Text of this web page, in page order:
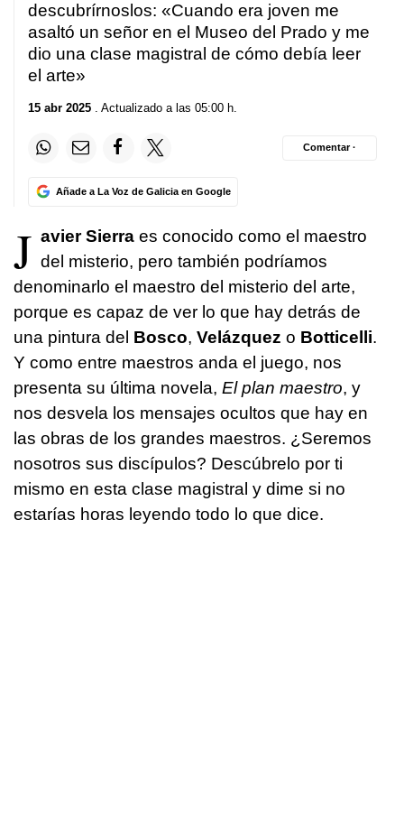
descubrírnoslos: «Cuando era joven me
asaltó un señor en el Museo del Prado y me
dio una clase magistral de cómo debía leer
el arte»
15 abr 2025 . Actualizado a las 05:00 h.
Añade a La Voz de Galicia en Google
Comentar ·
J avier Sierra es conocido como el maestro
del misterio, pero también podríamos
denominarlo el maestro del misterio del arte,
porque es capaz de ver lo que hay detrás de
una pintura del Bosco, Velázquez o Botticelli.
Y como entre maestros anda el juego, nos
presenta su última novela, El plan maestro, y
nos desvela los mensajes ocultos que hay en
las obras de los grandes maestros. ¿Seremos
nosotros sus discípulos? Descúbrelo por ti
mismo en esta clase magistral y dime si no
estarías horas leyendo todo lo que dice.